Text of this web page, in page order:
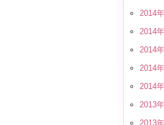
2014
2014
2014
2014
2014
2013
2013